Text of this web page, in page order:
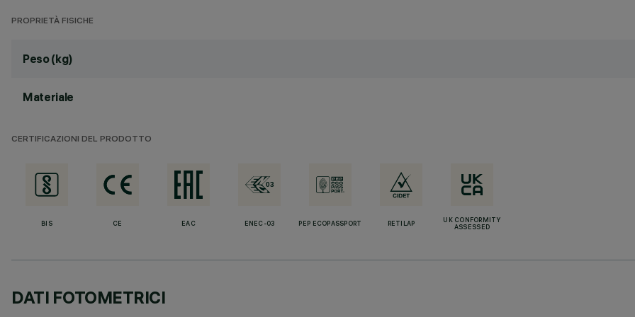
PROPRIETÀ FISICHE
Peso (kg)
Materiale
CERTIFICAZIONI DEL PRODOTTO
BIS CE EAC ENEC-03 PEP ECOPASSPORT RETILAP
UK CONFORMITY
ASSESSED
DATI FOTOMETRICI